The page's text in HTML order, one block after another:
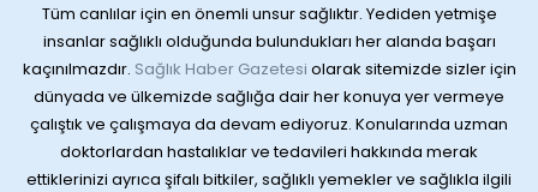
Tüm canlılar için en önemli unsur sağlıktır. Yediden yetmişe
insanlar sağlıklı olduğunda bulundukları her alanda başarı
kaçınılmazdır. Sağlık Haber Gazetesi olarak sitemizde sizler için
dünyada ve ülkemizde sağlığa dair her konuya yer vermeye
çalıştık ve çalışmaya da devam ediyoruz. Konularında uzman
doktorlardan hastalıklar ve tedavileri hakkında merak
ettiklerinizi ayrıca şifalı bitkiler, sağlıklı yemekler ve sağlıkla ilgili